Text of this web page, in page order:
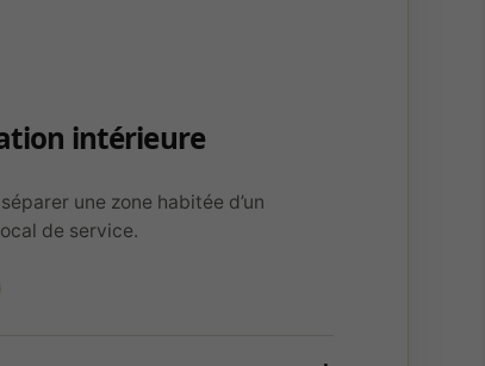
intérieure
une zone habitée d’un
de service.